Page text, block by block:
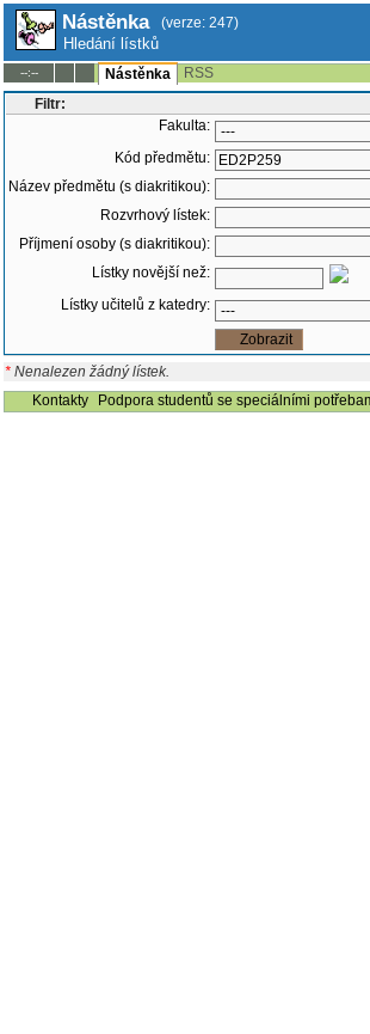
Nástěnka (verze: 247)
Hledání lístků
--:-- Nástěnka
RSS
Filtr:
Fakulta:
Kód předmětu:
Název předmětu (s diakritikou):
Rozvrhový lístek:
Příjmení osoby (s diakritikou):
Lístky novější než:
Lístky učitelů z katedry:
* Nenalezen žádný lístek.
Kontakty
Podpora studentů se speciálními